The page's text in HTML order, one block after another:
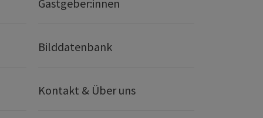
Gastgeber:innen
Bilddatenbank
Kontakt & Über uns